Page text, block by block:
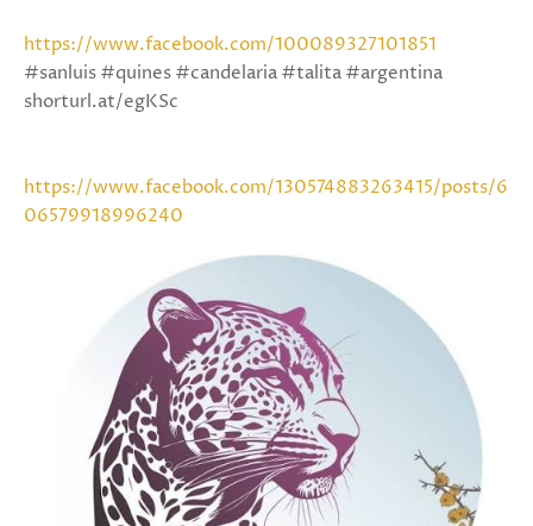
https://www.facebook.com/100089327101851
#sanluis #quines #candelaria #talita #argentina
shorturl.at/egKSc
https://www.facebook.com/130574883263415/posts/6
06579918996240